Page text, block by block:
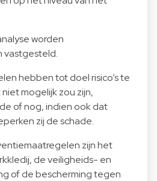
worden
vastgesteld.
hebben tot doel risico’s te
mogelijk zou zijn,
of nog, indien ook dat
zij de schade.
zijn het
de veiligheids- en
of de bescherming tegen